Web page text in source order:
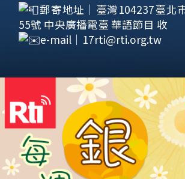
郵寄地址｜臺灣104237臺北
55號 中央廣播電臺 華語節目 收
e-mail｜ 17rti@rti.org.tw